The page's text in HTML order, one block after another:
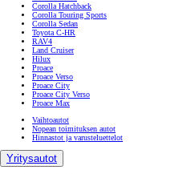
Corolla Hatchback
Corolla Touring Sports
Corolla Sedan
Toyota C-HR
RAV4
Land Cruiser
Hilux
Proace
Proace Verso
Proace City
Proace City Verso
Proace Max
Vaihtoautot
Nopean toimituksen autot
Hinnastot ja varusteluettelot
Yritysautot